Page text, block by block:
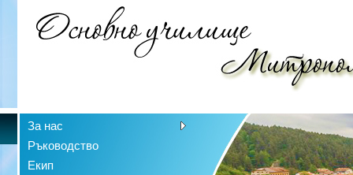
За нас
Ръководство
Екип